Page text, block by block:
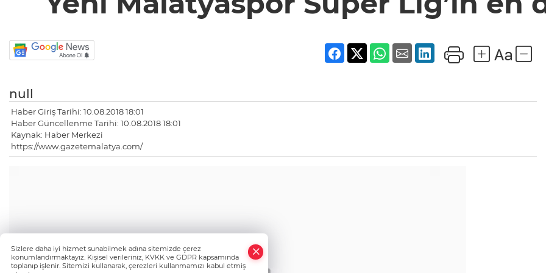
null
Haber Giriş Tarihi: 10.08.2018 18:01
Haber Güncellenme Tarihi: 10.08.2018 18:01
Kaynak: Haber Merkezi
https://www.gazetemalatya.com/
Sizlere daha iyi hizmet sunabilmek adına sitemizde çerez
konumlandırmaktayız. Kişisel verileriniz, KVKK ve GDPR kapsamında
toplanıp işlenir. Sitemizi kullanarak, çerezleri kullanmamızı kabul etmiş
Whatsapp